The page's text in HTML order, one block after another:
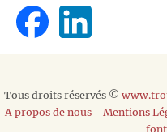
Tous droits réservés ©
A propos de nous- Mentions